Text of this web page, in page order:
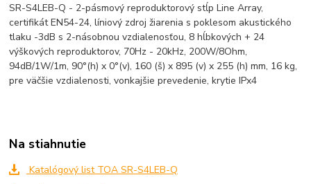
SR-S4LEB-Q - 2-pásmový reproduktorový stĺp Line Array,
certifikát EN54-24, líniový zdroj žiarenia s poklesom akustického
tlaku -3dB s 2-násobnou vzdialenosťou, 8 hĺbkových + 24
výškových reproduktorov, 70Hz - 20kHz, 200W/8Ohm,
94dB/1W/1m, 90°(h) x 0°(v), 160 (š) x 895 (v) x 255 (h) mm, 16 kg,
pre väčšie vzdialenosti, vonkajšie prevedenie, krytie IPx4
Na stiahnutie
Katalógový list TOA SR-S4LEB-Q